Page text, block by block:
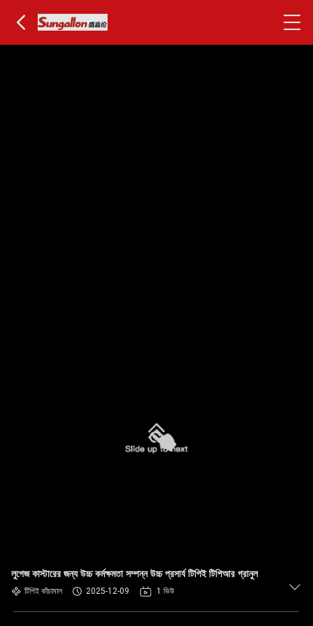
লুগেজ কাস্টারের জন্য উচ্চ কর্মক্ষমতা সম্পন্ন উচ্চ প্রসার্য টিপিই টিপিআর গ্রানুল
টিপিই কাঁচামাল 2025-12-09 1 ভিউ